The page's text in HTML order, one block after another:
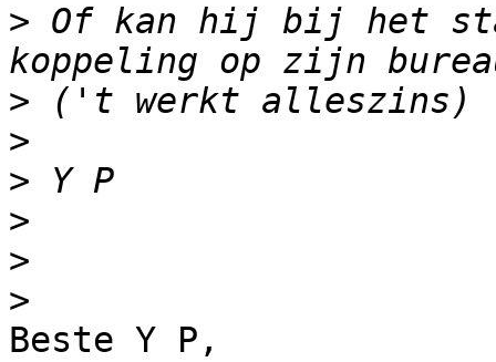
> Of kan hij bij het
>
>
>
>
>
>
Beste Y P,